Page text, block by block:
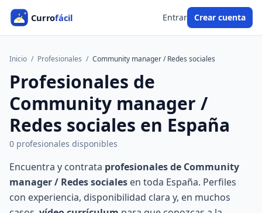
Entrar Crear cuenta
Inicio / Profesionales / Community manager / Redes sociales
Profesionales de
Community manager /
Redes sociales en España
0 profesionales disponibles
Encuentra y contrata profesionales de Community
manager / Redes sociales en toda España. Perfiles
con experiencia, disponibilidad clara y, en muchos